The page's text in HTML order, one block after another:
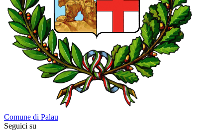
Comune di Palau
Seguici su